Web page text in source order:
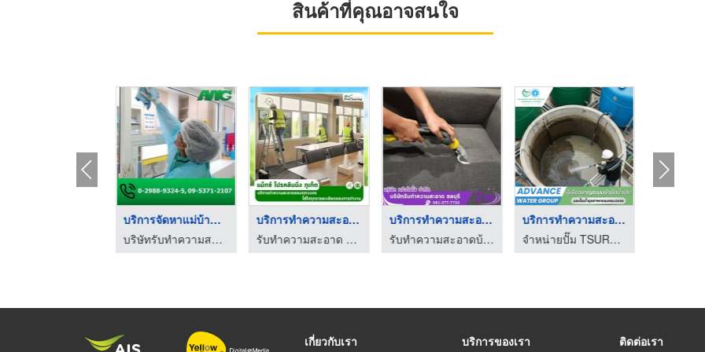
สินค้าที่คุณอาจสนใจ
บริการจัดหาแม่บ้านทำ ...
บริษัทรับทำความสะอาด บิ๊กคลีนนิ่ง เอเอ็นจี
บริการทำความสะอาด ภู ...
รับทำความสะอาด จัดหาแม่บ้าน ภูเก็ต - แม็กซ์โปรคลีนนิ่ง
บริการทำความสะอาดโซฟ ...
รับทำความสะอาดบ้าน คอนโด ชลบุรี - แจ๋วไฮโซ
บริการทำความสะอาดล้า ...
จำหน่ายปั๊ม TSURUMI CALPEDA สำหรับระบบน้ำเสียโรงงานอุตสาหกรรม
เกี่ยวกับเรา บริการของเรา ติดต่อเรา